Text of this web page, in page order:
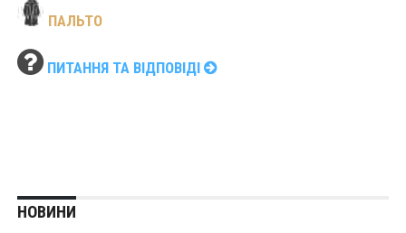
ПАЛЬТО
ПИТАННЯ ТА ВІДПОВІДІ
НОВИНИ